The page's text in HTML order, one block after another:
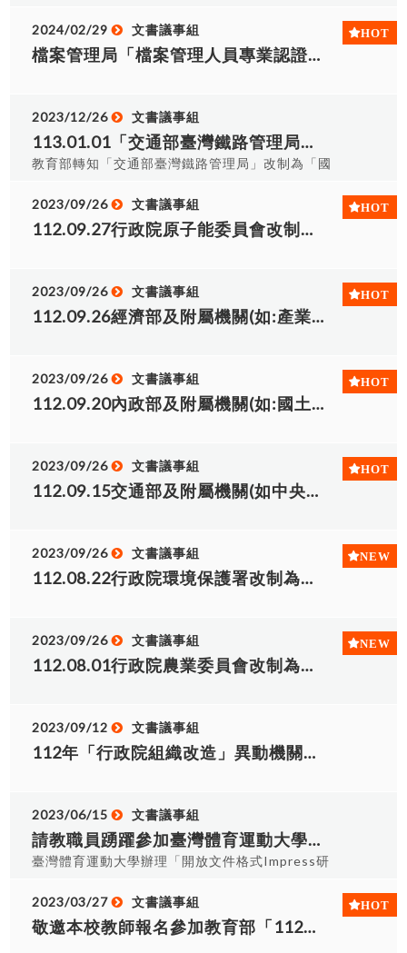
2024/02/29 文書議事組
檔案管理局「檔案管理人員專業認證指南」
2023/12/26 文書議事組
113.01.01「交通部臺灣鐵路管理局」改制為「國營臺灣鐵路股份有限公司」。
教育部轉知「交通部臺灣鐵路管理局」改制為「國
午12時至12月29日全日停止電子公文交換作業。
2023/09/26 文書議事組
112.09.27行政院原子能委員會改制核能安全委員會之新舊機關對照表
2023/09/26 文書議事組
112.09.26經濟部及附屬機關(如:產業園區管理局)改制之新舊機關對照表
2023/09/26 文書議事組
112.09.20內政部及附屬機關(如:國土管理署、國家公園署)改制之新舊機關對照表
2023/09/26 文書議事組
112.09.15交通部及附屬機關(如中央氣象署、觀光署)改制之新舊機關對照表
2023/09/26 文書議事組
112.08.22行政院環境保護署改制為環境部之新舊機關對照表
2023/09/26 文書議事組
112.08.01行政院農業委員會改制為農業部之新舊機關對照表
2023/09/12 文書議事組
112年「行政院組織改造」異動機關對照表查詢
2023/06/15 文書議事組
請教職員踴躍參加臺灣體育運動大學於112年7月12日(三)14:00-17:00辦理「開放文件格式Impress研習課程」
臺灣體育運動大學辦理「開放文件格式Impress研
Impress(簡報編輯)。 (二)課程日期及時間：112年
7月12日(三)14:00-17:00。 (三)課程地點：臺灣體
育運動大學長啓樓301電腦教室。 (四)課程參與對
2023/03/27 文書議事組
敬邀本校教師報名參加教育部「112年度大專校院ODF-CNS15251競賽」